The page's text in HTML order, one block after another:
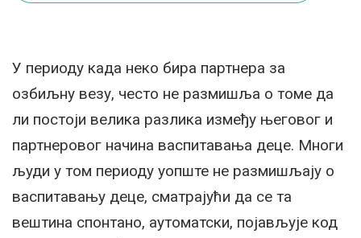
У периоду када неко бира партнера за
озбиљну везу, често не размишља о томе да
ли постоји велика разлика између његовог и
партнеровог начина васпитавања деце. Многи
људи у том периоду уопште не размишљају о
васпитавању деце, сматрајући да се та
вештина спонтано, аутоматски, појављује код